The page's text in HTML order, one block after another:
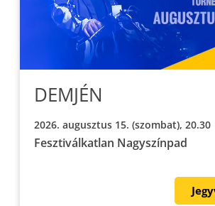
DEMJÉN
2026. augusztus 15. (szombat), 20.30
Fesztiválkatlan Nagyszínpad